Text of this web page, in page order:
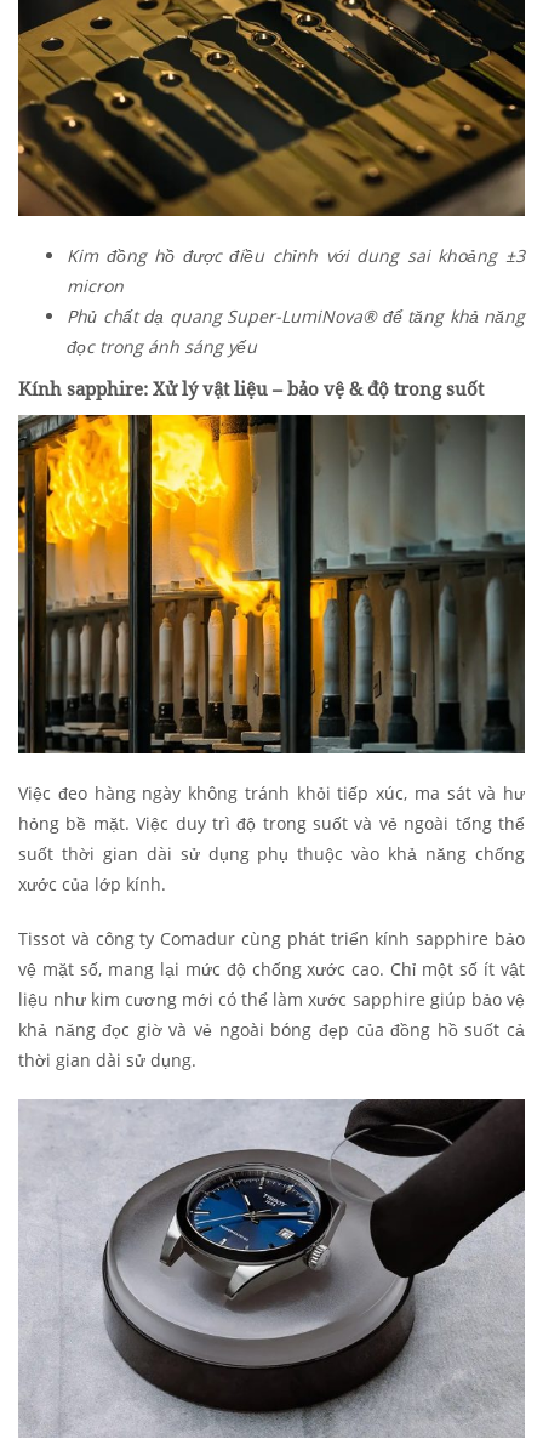
Kim đồng hồ được điều chỉnh với dung sai khoảng ±3
micron
Phủ chất dạ quang Super-LumiNova® để tăng khả năng
đọc trong ánh sáng yếu
Kính sapphire: Xử lý vật liệu – bảo vệ & độ trong suốt
Việc đeo hàng ngày không tránh khỏi tiếp xúc, ma sát và hư
hỏng bề mặt. Việc duy trì độ trong suốt và vẻ ngoài tổng thể
suốt thời gian dài sử dụng phụ thuộc vào khả năng chống
xước của lớp kính.
Tissot và công ty Comadur cùng phát triển kính sapphire bảo
vệ mặt số, mang lại mức độ chống xước cao. Chỉ một số ít vật
liệu như kim cương mới có thể làm xước sapphire giúp bảo vệ
khả năng đọc giờ và vẻ ngoài bóng đẹp của đồng hồ suốt cả
thời gian dài sử dụng.